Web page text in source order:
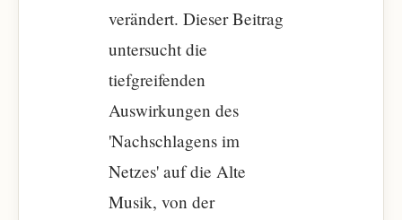
verändert. Dieser Beitrag
untersucht die
tiefgreifenden
Auswirkungen des
'Nachschlagens im
Netzes' auf die Alte
Musik, von der